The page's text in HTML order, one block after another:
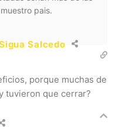
pais.
Salcedo
porque muchas de
tuvieron que cerrar?